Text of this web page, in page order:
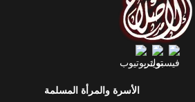
الأسرة والمرأة المسلمة